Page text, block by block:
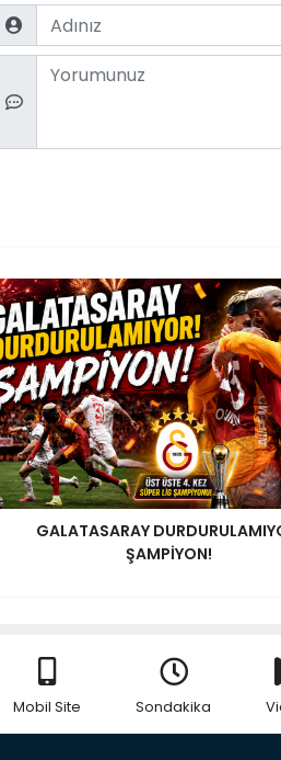
Name
Comment
GALATASARAY
ŞAMPİYON!
Mobil Site Sondakika